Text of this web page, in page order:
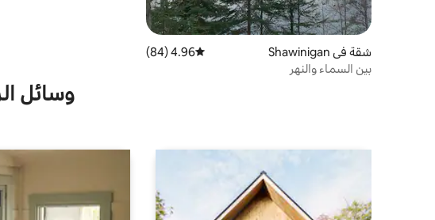
شقة في Shawinigan متوسط التقييم 4.96 من 5، 84 مراجعات
4.96 (84)
بين السماء والنهر
وسائل